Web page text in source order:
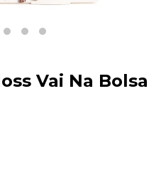
Vai Na Bolsa